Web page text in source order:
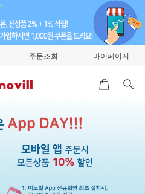
주문조회 마이페이지